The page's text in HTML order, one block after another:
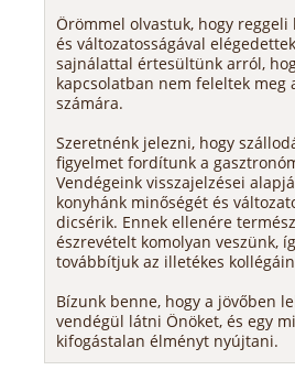
Örömmel olvastuk, hogy
és változatosságával
sajnálattal értesültünk arról,
kapcsolatban nem feleltek meg
számára.
Szeretnénk jelezni, hogy
figyelmet fordítunk a
Vendégeink visszajelzései
konyhánk minőségét és
dicsérik. Ennek ellenére
észrevételt komolyan veszünk,
továbbítjuk az illetékes
Bízunk benne, hogy a jövőben
vendégül látni Önöket, és egy
kifogástalan élményt nyújtani.